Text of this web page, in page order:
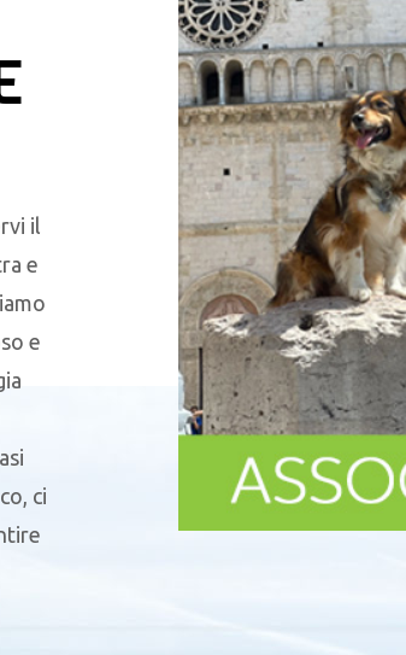
il
e
e
ci